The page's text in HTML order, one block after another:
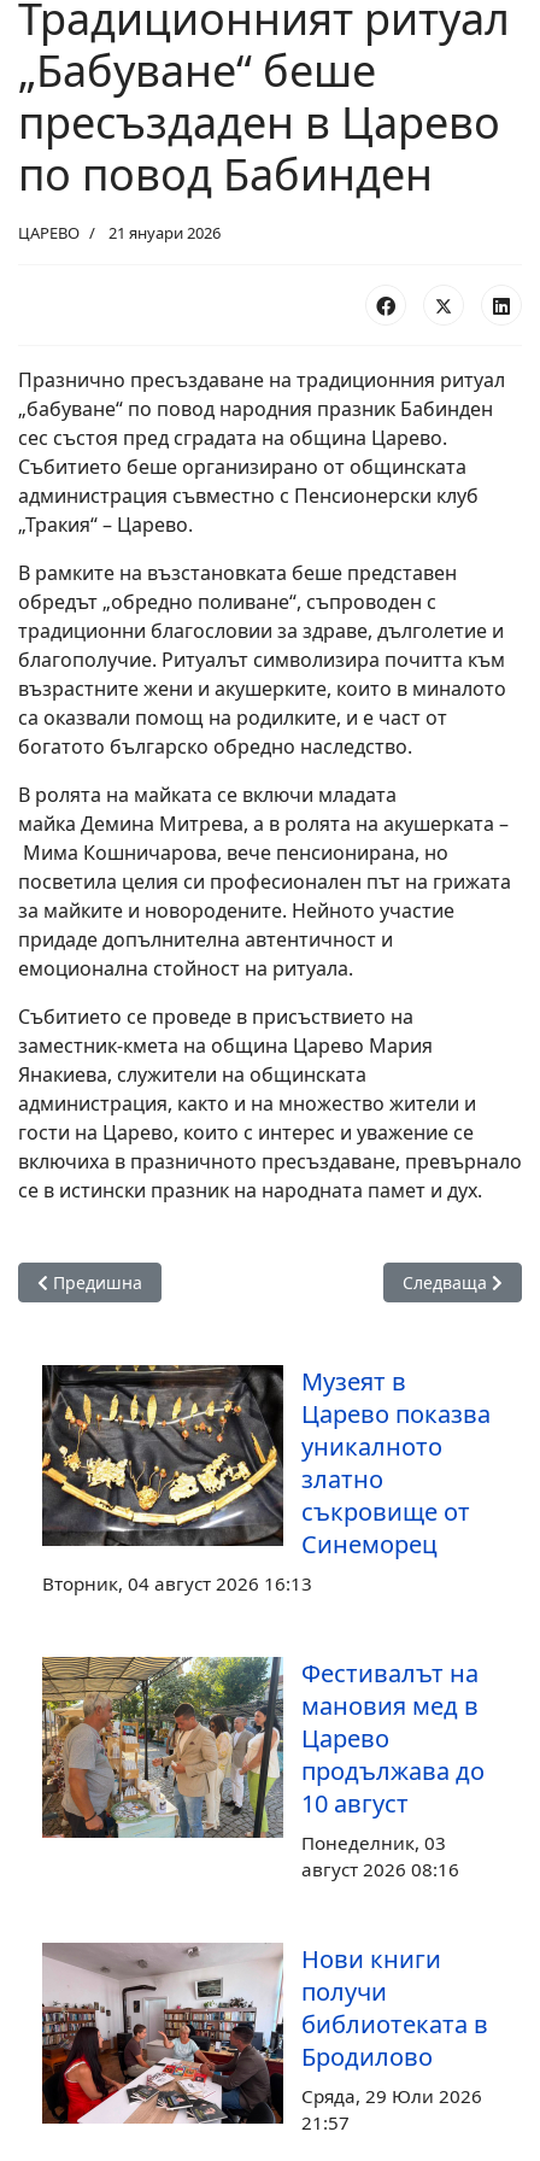
Традиционният ритуал
„Бабуване“ беше
пресъздаден в Царево
по повод Бабинден
ЦАРЕВО 21 януари 2026
Празнично пресъздаване на традиционния ритуал
„бабуване“ по повод народния празник Бабинден
сес състоя пред сградата на община Царево.
Събитието беше организирано от общинската
администрация съвместно с Пенсионерски клуб
„Тракия“ – Царево.
В рамките на възстановката беше представен
обредът „обредно поливане“, съпроводен с
традиционни благословии за здраве, дълголетие и
благополучие. Ритуалът символизира почитта към
възрастните жени и акушерките, които в миналото
са оказвали помощ на родилките, и е част от
богатото българско обредно наследство.
В ролята на майката се включи младата
майка Демина Митрева, а в ролята на акушерката –
Мима Кошничарова, вече пенсионирана, но
посветила целия си професионален път на грижата
за майките и новородените. Нейното участие
придаде допълнителна автентичност и
емоционална стойност на ритуала.
Събитието се проведе в присъствието на
заместник-кмета на община Царево Мария
Янакиева, служители на общинската
администрация, както и на множество жители и
гости на Царево, които с интерес и уважение се
включиха в празничното пресъздаване, превърнало
се в истински празник на народната памет и дух.
Предишна статия: Бабинден в село Бродилово – почит
Предишна Следваща
Следваща
Музеят в
Царево показва
уникалното
златно
съкровище от
Синеморец
Вторник, 04 август 2026 16:13
Фестивалът на
мановия мед в
Царево
продължава до
10 август
Понеделник, 03
август 2026 08:16
Нови книги
получи
библиотеката в
Бродилово
Сряда, 29 Юли 2026
21:57